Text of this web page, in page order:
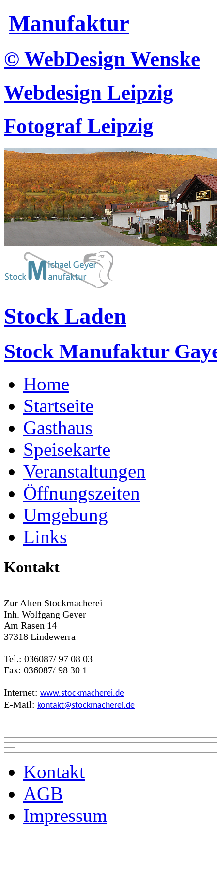
Manufaktur
© WebDesign Wenske
Webdesign Leipzig
Fotograf Leipzig
Stock Laden
Stock Manufaktur
Home
Startseite
Gasthaus
Speisekarte
Veranstaltungen
Öffnungszeiten
Umgebung
Links
Kontakt
Zur Alten Stockmacherei
Inh. Wolfgang Geyer
Am Rasen 14
37318 Lindewerra
Tel.: 036087/ 97 08 03
Fax: 036087/ 98 30 1
Internet: www.stockmacherei.de
E-Mail: kontakt@stockmacherei.de
Kontakt
AGB
Impressum